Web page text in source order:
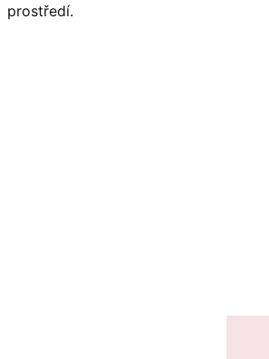
prostředí.